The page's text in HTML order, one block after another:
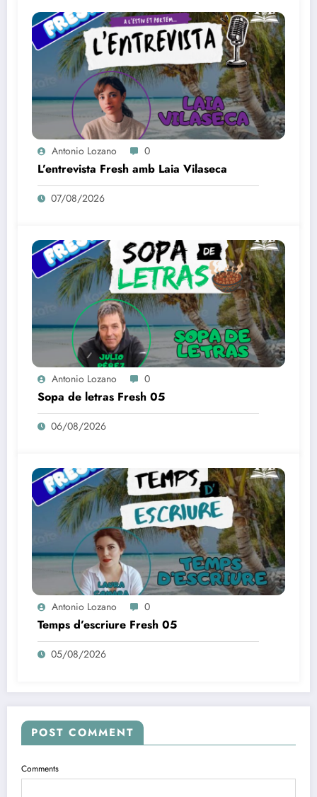
Antonio Lozano 0
L’entrevista Fresh amb Laia Vilaseca
07/08/2026
Antonio Lozano 0
Sopa de letras Fresh 05
06/08/2026
Antonio Lozano 0
Temps d’escriure Fresh 05
05/08/2026
POST COMMENT
Comments